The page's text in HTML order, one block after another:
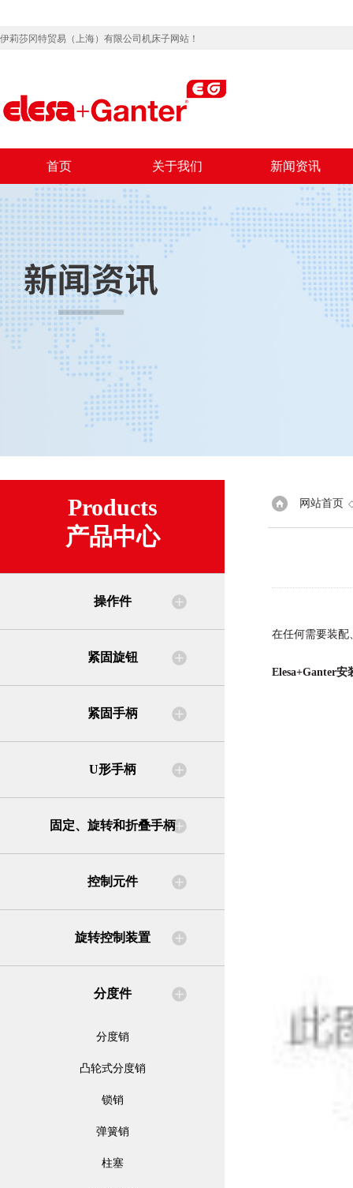
伊莉莎冈特贸易（上海）有限公司机床子网站！
首页 关于我们 新闻资讯
Products
产品中心
操作件
紧固旋钮
紧固手柄
U形手柄
固定、旋转和折叠手柄
控制元件
旋转控制装置
分度件
分度销
凸轮式分度销
锁销
弹簧销
柱塞
网站首页
在任何需要装配
Elesa+Ganter安